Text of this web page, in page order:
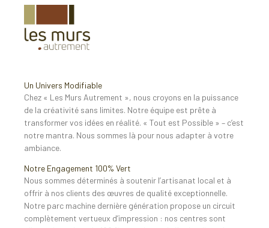
Un Univers Modifiable
Chez « Les Murs Autrement », nous croyons en la puissance
de la créativité sans limites. Notre équipe est prête à
transformer vos idées en réalité. « Tout est Possible » – c’est
notre mantra. Nous sommes là pour nous adapter à votre
ambiance.
Notre Engagement 100% Vert
Nous sommes déterminés à soutenir l’artisanat local et à
offrir à nos clients des œuvres de qualité exceptionnelle.
Notre parc machine dernière génération propose un circuit
complètement vertueux d’impression : nos centres sont